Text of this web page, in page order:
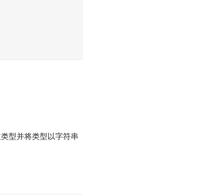
型并将类型以字符串